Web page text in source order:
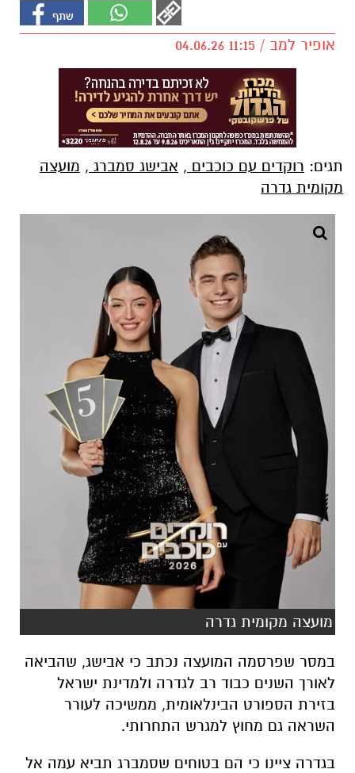
אופיר למב / 11:15 04.06.26
תגים: רוקדים עם כוכבים , אבישג סמברג , מועצה
מקומית גדרה
מועצה מקומית גדרה
במסר שפרסמה המועצה נכתב כי אבישג, שהביאה
לאורך השנים כבוד רב לגדרה ולמדינת ישראל
בזירת הספורט הבינלאומית, ממשיכה לעורר
השראה גם מחוץ למגרש התחרותי.
בגדרה ציינו כי הם בטוחים שסמברג תביא עמה אל